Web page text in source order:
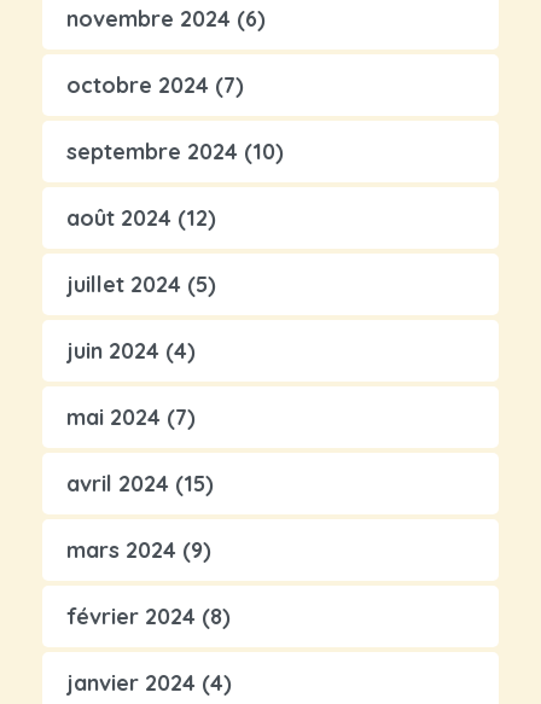
novembre 2024 (6)
octobre 2024 (7)
septembre 2024 (10)
août 2024 (12)
juillet 2024 (5)
juin 2024 (4)
mai 2024 (7)
avril 2024 (15)
mars 2024 (9)
février 2024 (8)
janvier 2024 (4)